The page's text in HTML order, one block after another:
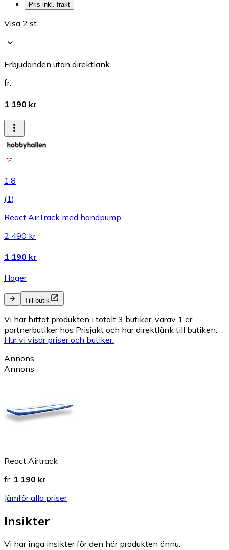
Pris inkl. frakt
Visa 2 st
Erbjudanden utan direktlänk
fr.
1 190 kr
1.8
(1)
React AirTrack med handpump
2 490 kr
1 190 kr
I lager
Till butik
Vi har hittat produkten i totalt 3 butiker, varav 1 är
partnerbutiker hos Prisjakt och har direktlänk till butiken.
Hur vi visar priser och butiker.
Annons
Annons
React Airtrack
fr. 1 190 kr
Jämför alla priser
Insikter
Vi har inga insikter för den här produkten ännu.